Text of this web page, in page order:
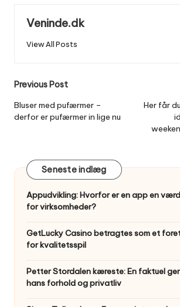
Veninde.dk
View All Posts
Post
navigation
Previous Post
Bluser med pufærmer –
derfor er pufærmer in lige nu
Her får
Seneste indlæg
Appudvikling: Hvorfor er en app en
for virksomheder?
GetLucky Casino betragtes som et
for kvalitetsspil
Petter Stordalen kæreste: En faktuel
hans forhold og privatliv